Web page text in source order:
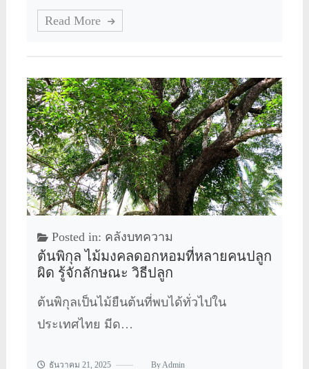
Read More
Posted in: คลังบทความ
ต้นพิกุล ไม้มงคลดอกหอมที่หลายคนปลูก
ผิด รู้จักลักษณะ วิธีปลูก
ต้นพิกุลเป็นไม้ยืนต้นที่พบได้ทั่วไปใน
ประเทศไทย มีด…
ธันวาคม 21, 2025 ByAdmin